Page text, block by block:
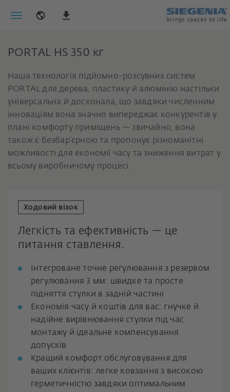
PORTAL HS 350 кг
Наша технологія підйомно-розсувних систем
PORTAL для дерева, пластику й алюмінію настільки
універсальна й досконала, що завдяки численним
інноваціям вона значно випереджає конкурентів у
плані комфорту приміщень — звичайно, вона
також є безбар’єрною та пропонує різноманітні
можливості для економії часу та зниження витрат у
всьому виробничому процесі.
Ходовий візок
Легкість та ефективність — це
питання ставлення.
Інтегроване точне регулювання з резервом
регулювання 3 мм: швидке та просте
підняття стулки в задній частині
Економія часу й коштів для вас: гнучке й
надійне вирівнювання стулки під час
монтажу й ідеальне компенсування
допусків
Кращий комфорт обслуговування для
ваших клієнтів: легке ковзання з високою
герметичністю завдяки оптимальним